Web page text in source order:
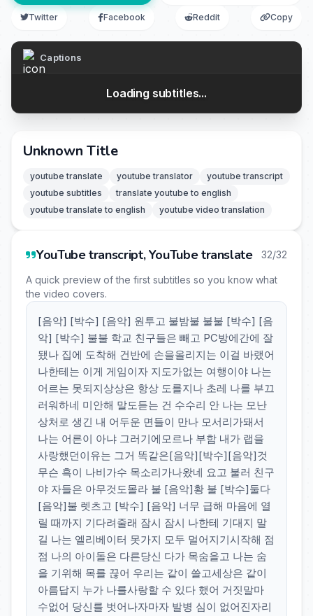
Twitter Facebook Reddit Copy
Captions
Loading subtitles...
Unknown Title
youtube translate youtube translator
youtube transcript
youtube subtitles
translate youtube to english
youtube translate to english
youtube video translation
YouTube transcript, YouTube translate 32/32
A quick preview of the first subtitles so you know what
the video covers.
[음악] [박수] [음악] 원투고 불밤불 불불 [박수] [음
악] [박수] 불불 학교 친구들은 빼고 PC방에간에 잘
됐나 집에 도착해 건반에 손을올리지는 이걸 바랬어
나한테는 이게 게임이자 지도가없는 여행이야 나는
어르는 못되지상상은 항상 도를지나 초레 나를 부끄
러워하네 미안해 말도듣는 건 수수리 안 나는 모난
상처로 생긴 내 어두운 면들이 만나 모서리가돼서
나는 어른이 아냐 그러기에모르나 부함 내가 랩을
사랑했던이유는 그거 똑같은[음악][박수][음악]것
무슨 흑이 나비가수 목소리가나왔네 요고 불러 친구
야 자들은 아무것도몰라 불 [음악]황 불 [박수]둘다
[음악]불 렛츠고 [박수] [음악] 너무 급해 마음에 열
릴 때까지 기다려줄래 잠시 잠시 나한테 기대지 말
길 나는 엘리베이터 못가지 모두 멀어지기시작해 점
점 나의 아이돌은 다른당신 다가 목숨을고 나는 숨
을 기위해 목를 끊어 우리는 같이 쓸고세상은 같이
아름답지 누가 나를사랑할 수 있다 했어 거짓말마
수없어 당신를 벗어나자마자 발병 심이 없어진자리